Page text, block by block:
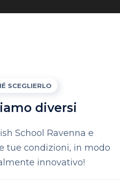
SCEGLIERLO
diversi
School Ravenna e
tue condizioni, in modo
innovativo!